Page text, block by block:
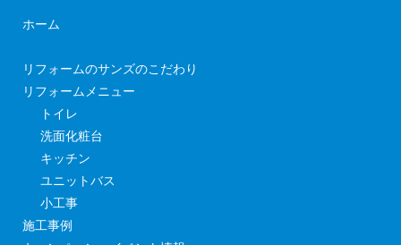
ホーム
リフォームのサンズのこだわり
リフォームメニュー
トイレ
洗面化粧台
キッチン
ユニットバス
小工事
施工事例